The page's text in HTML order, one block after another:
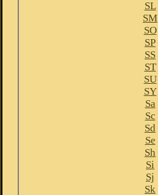
SL
SM
SO
SP
SS
ST
SU
SY
Sa
Sc
Sd
Se
Sh
Si
Sj
Sk